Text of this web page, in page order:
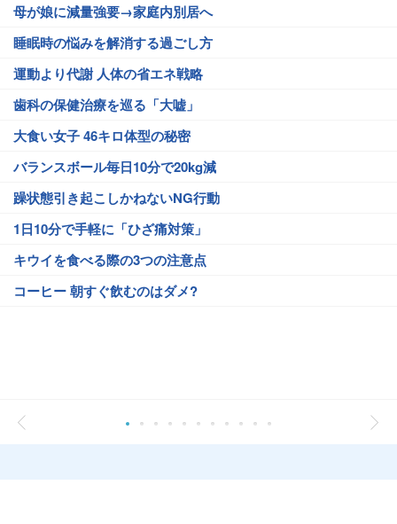
母が娘に減量強要→家庭内別居へ
睡眠時の悩みを解消する過ごし方
運動より代謝 人体の省エネ戦略
歯科の保健治療を巡る「大嘘」
大食い女子 46キロ体型の秘密
バランスボール毎日10分で20kg減
躁状態引き起こしかねないNG行動
1日10分で手軽に「ひざ痛対策」
キウイを食べる際の3つの注意点
コーヒー 朝すぐ飲むのはダメ?